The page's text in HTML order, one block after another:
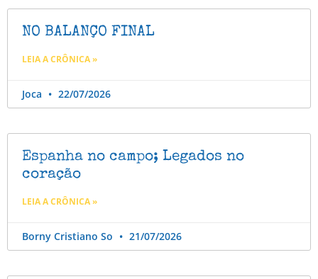
NO BALANÇO FINAL
LEIA A CRÔNICA »
Joca 22/07/2026
Espanha no campo; Legados no
coração
LEIA A CRÔNICA »
Borny Cristiano So 21/07/2026